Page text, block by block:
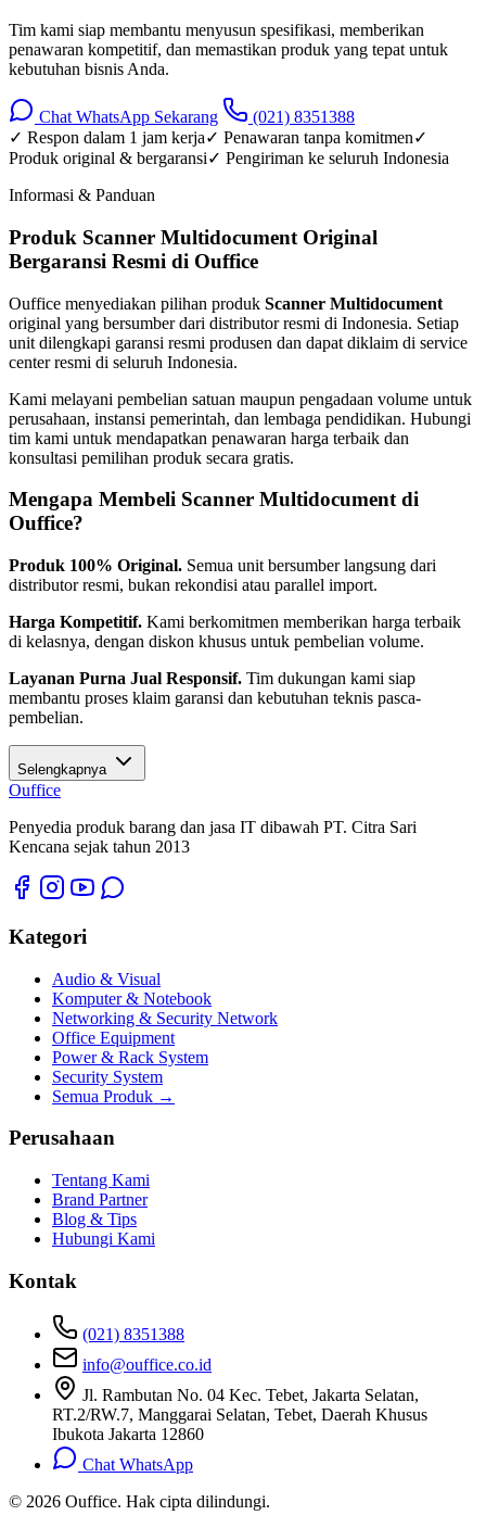
Tim kami siap membantu menyusun spesifikasi, memberikan
penawaran kompetitif, dan memastikan produk yang tepat untuk
kebutuhan bisnis Anda.
Chat WhatsApp Sekarang
(021) 8351388
✓ Respon dalam 1 jam kerja✓ Penawaran tanpa komitmen✓
Produk original & bergaransi✓ Pengiriman ke seluruh Indonesia
Informasi & Panduan
Produk Scanner Multidocument Original
Bergaransi Resmi di Ouffice
Ouffice menyediakan pilihan produk Scanner Multidocument
original yang bersumber dari distributor resmi di Indonesia. Setiap
unit dilengkapi garansi resmi produsen dan dapat diklaim di service
center resmi di seluruh Indonesia.
Kami melayani pembelian satuan maupun pengadaan volume untuk
perusahaan, instansi pemerintah, dan lembaga pendidikan. Hubungi
tim kami untuk mendapatkan penawaran harga terbaik dan
konsultasi pemilihan produk secara gratis.
Mengapa Membeli Scanner Multidocument di
Ouffice?
Produk 100% Original. Semua unit bersumber langsung dari
distributor resmi, bukan rekondisi atau parallel import.
Harga Kompetitif. Kami berkomitmen memberikan harga terbaik
di kelasnya, dengan diskon khusus untuk pembelian volume.
Layanan Purna Jual Responsif. Tim dukungan kami siap
membantu proses klaim garansi dan kebutuhan teknis pasca-
pembelian.
Selengkapnya
Ouffice
Penyedia produk barang dan jasa IT dibawah PT. Citra Sari
Kencana sejak tahun 2013
Kategori
Audio & Visual
Komputer & Notebook
Networking & Security Network
Office Equipment
Power & Rack System
Security System
Semua Produk →
Perusahaan
Tentang Kami
Brand Partner
Blog & Tips
Hubungi Kami
Kontak
(021) 8351388
info@ouffice.co.id
Jl. Rambutan No. 04 Kec. Tebet, Jakarta Selatan,
RT.2/RW.7, Manggarai Selatan, Tebet, Daerah Khusus
Ibukota Jakarta 12860
Chat WhatsApp
© 2026 Ouffice. Hak cipta dilindungi.